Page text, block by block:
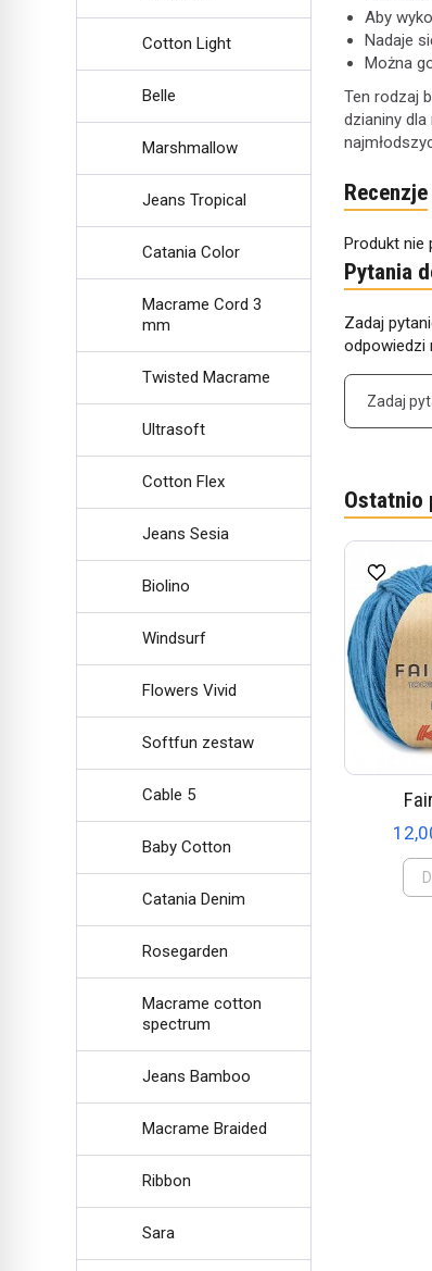
Aby
Nadaje
Można
Ten rodzaj
dzianiny
Recenzje
Produkt nie
Pytania
Zadaj
odpowiedzi
Zadaj
Ostatnio
Cotton Light
Belle
Marshmallow
Jeans Tropical
Catania Color
Macrame Cord 3
mm
Twisted Macrame
Ultrasoft
Cotton Flex
Jeans Sesia
Biolino
Windsurf
Flowers Vivid
Softfun zestaw
Cable 5
Baby Cotton
Catania Denim
Rosegarden
Macrame cotton
spectrum
Jeans Bamboo
Macrame Braided
Ribbon
Sara